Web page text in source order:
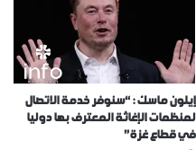
إيلون ماسك : “سنوفر خدمة الاتصال
لمنظمات الإغاثة المعترف بها دوليا
في قطاع غزة”